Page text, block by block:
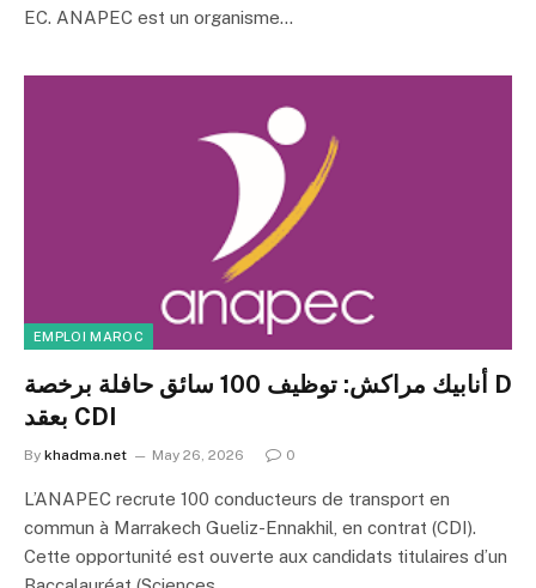
EC. ANAPEC est un organisme…
EMPLOI MAROC
أنابيك مراكش: توظيف 100 سائق حافلة برخصة D
بعقد CDI
By khadma.net May 26, 2026 0
L’ANAPEC recrute 100 conducteurs de transport en
commun à Marrakech Gueliz-Ennakhil, en contrat (CDI).
Cette opportunité est ouverte aux candidats titulaires d’un